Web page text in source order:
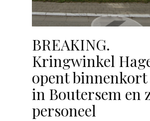
BREAKING.
Kringwinkel
opent
in Boutersem en
personeel